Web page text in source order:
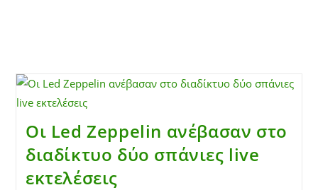
Οι Led Zeppelin ανέβασαν στο
διαδίκτυο δύο σπάνιες live
εκτελέσεις